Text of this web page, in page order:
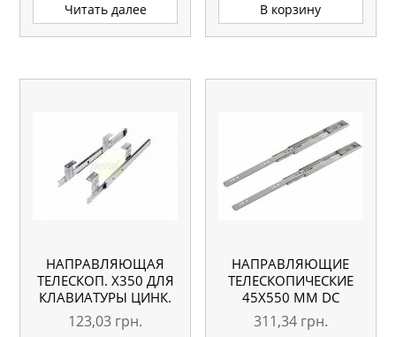
Читать далее В корзину
НАПРАВЛЯЮЩАЯ
ТЕЛЕСКОП. Х350 ДЛЯ
КЛАВИАТУРЫ ЦИНК.
123,03 грн.
НАПРАВЛЯЮЩИЕ
ТЕЛЕСКОПИЧЕСКИЕ
45Х550 ММ DC
311,34 грн.